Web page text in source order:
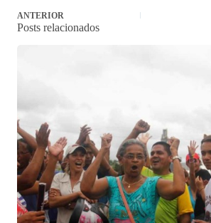
ANTERIOR
Posts relacionados